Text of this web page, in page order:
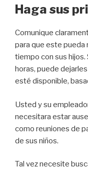
Haga sus
Comunique
para que este pueda
tiempo con sus hijos.
horas, puede
esté disponible,
Usted y su
necesitara estar
como reuniones de
de sus niños.
Tal vez necesite